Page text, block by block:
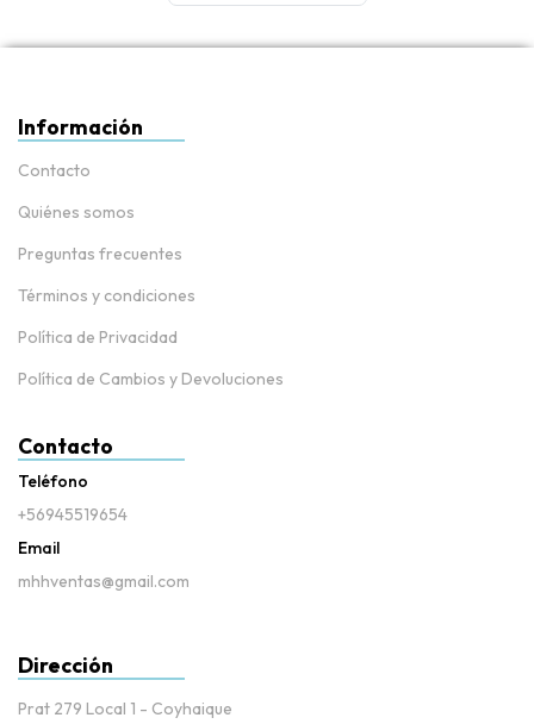
Información
Contacto
Quiénes somos
Preguntas frecuentes
Términos y condiciones
Política de Privacidad
Política de Cambios y Devoluciones
Contacto
Teléfono
+56945519654
Email
mhhventas@gmail.com
Dirección
Prat 279 Local 1 - Coyhaique